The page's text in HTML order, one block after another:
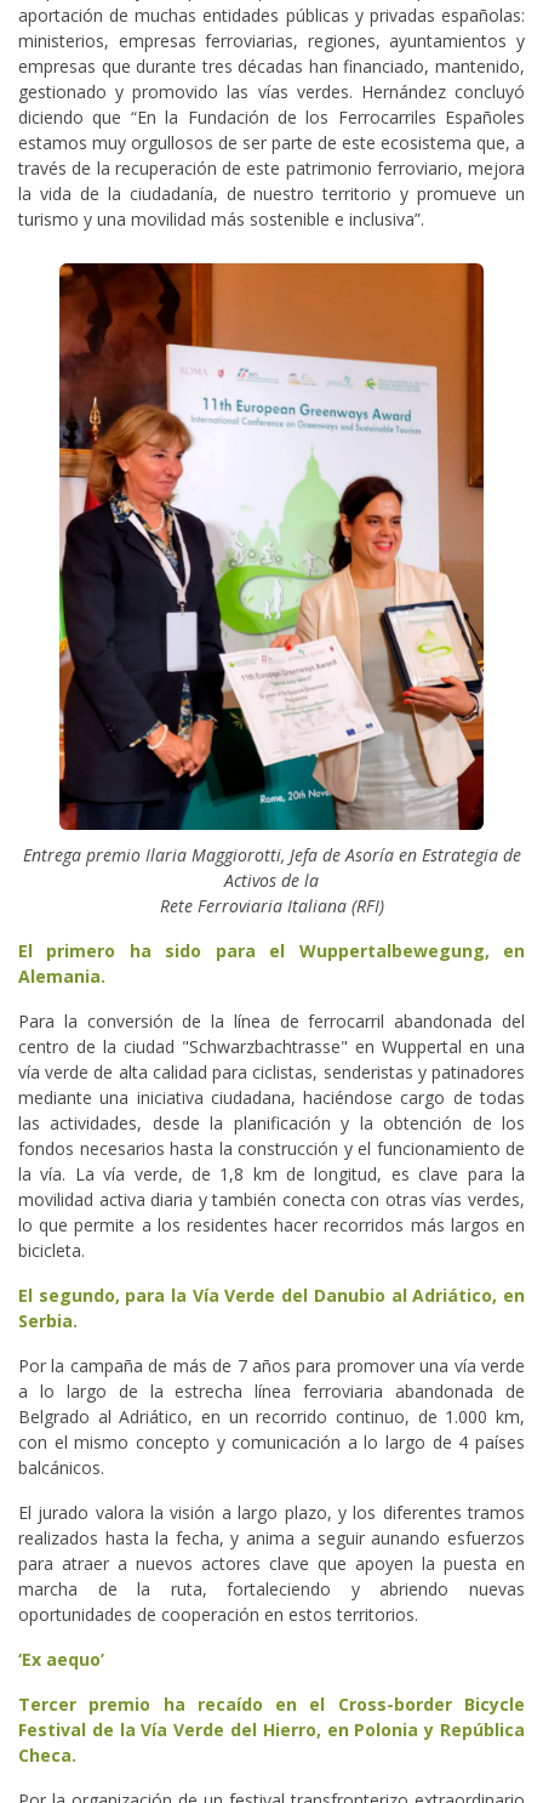
aportación de muchas entidades públicas y privadas españolas:
ministerios, empresas ferroviarias, regiones, ayuntamientos y
empresas que durante tres décadas han financiado, mantenido,
gestionado y promovido las vías verdes. Hernández concluyó
diciendo que “En la Fundación de los Ferrocarriles Españoles
estamos muy orgullosos de ser parte de este ecosistema que, a
través de la recuperación de este patrimonio ferroviario, mejora
la vida de la ciudadanía, de nuestro territorio y promueve un
turismo y una movilidad más sostenible e inclusiva”.
Entrega premio Ilaria Maggiorotti, Jefa de Asoría en Estrategia de
Activos de la
Rete Ferroviaria Italiana (RFI)
El primero ha sido para el Wuppertalbewegung, en
Alemania.
Para la conversión de la línea de ferrocarril abandonada del
centro de la ciudad "Schwarzbachtrasse" en Wuppertal en una
vía verde de alta calidad para ciclistas, senderistas y patinadores
mediante una iniciativa ciudadana, haciéndose cargo de todas
las actividades, desde la planificación y la obtención de los
fondos necesarios hasta la construcción y el funcionamiento de
la vía. La vía verde, de 1,8 km de longitud, es clave para la
movilidad activa diaria y también conecta con otras vías verdes,
lo que permite a los residentes hacer recorridos más largos en
bicicleta.
El segundo, para la Vía Verde del Danubio al Adriático, en
Serbia.
Por la campaña de más de 7 años para promover una vía verde
a lo largo de la estrecha línea ferroviaria abandonada de
Belgrado al Adriático, en un recorrido continuo, de 1.000 km,
con el mismo concepto y comunicación a lo largo de 4 países
balcánicos.
El jurado valora la visión a largo plazo, y los diferentes tramos
realizados hasta la fecha, y anima a seguir aunando esfuerzos
para atraer a nuevos actores clave que apoyen la puesta en
marcha de la ruta, fortaleciendo y abriendo nuevas
oportunidades de cooperación en estos territorios.
‘Ex aequo’
Tercer premio ha recaído en el Cross-border Bicycle
Festival de la Vía Verde del Hierro, en Polonia y República
Checa.